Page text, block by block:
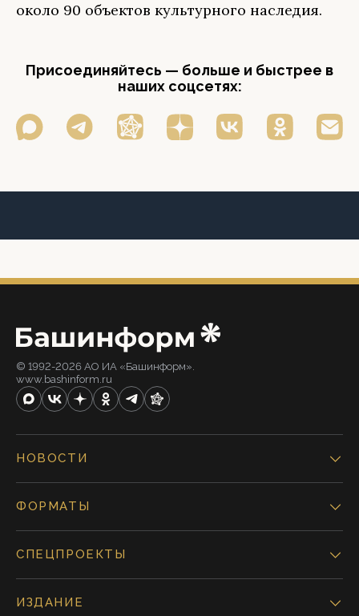
около 90 объектов культурного наследия.
Присоединяйтесь — больше и быстрее в
наших соцсетях:
© 1992-2026 АО ИА «Башинформ».
www.bashinform.ru
НОВОСТИ
ФОРМАТЫ
СПЕЦПРОЕКТЫ
ИЗДАНИЕ